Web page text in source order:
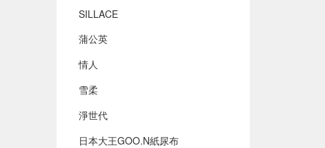
SILLACE
蒲公英
情人
雪柔
淨世代
日本大王GOO.N紙尿布